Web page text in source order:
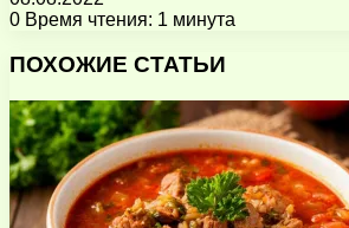
0 Время чтения: 1 минута
через
почту
ПОХОЖИЕ СТАТЬИ